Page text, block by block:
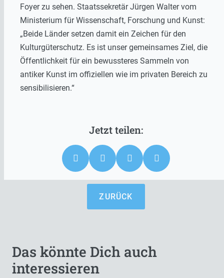
Foyer zu sehen. Staatssekretär Jürgen Walter vom
Ministerium für Wissenschaft, Forschung und Kunst:
„Beide Länder setzen damit ein Zeichen für den
Kulturgüterschutz. Es ist unser gemeinsames Ziel, die
Öffentlichkeit für ein bewussteres Sammeln von
antiker Kunst im offiziellen wie im privaten Bereich zu
sensibilisieren.“
ZURÜCK
Das könnte Dich auch
interessieren